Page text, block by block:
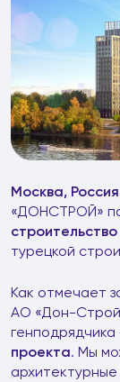
Москва,
«ДОНСТРОЙ»
турецкой
Как отмечает
АО «Дон-Строй
генподрядчика
проекта. Мы